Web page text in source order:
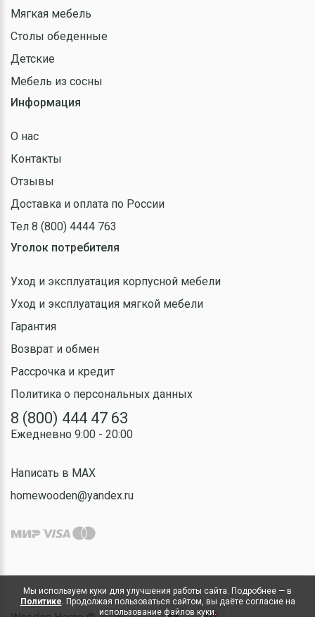
Мягкая мебель
Столы обеденные
Детские
Мебель из сосны
Информация
О нас
Контакты
Отзывы
Доставка и оплата по России
Тел 8 (800) 4444 763
Уголок потребителя
Уход и эксплуатация корпусной мебели
Уход и эксплуатация мягкой мебели
Гарантия
Возврат и обмен
Рассрочка и кредит
Политика о персональных данных
8 (800) 444 47 63
Ежедневно 9:00 - 20:00
Написать в MAX
homewooden@yandex.ru
Мы используем куки для улучшения работы сайта. Подробнее — в
Политике. Продолжая пользоваться сайтом, вы даёте согласие на
использование файлов куки.